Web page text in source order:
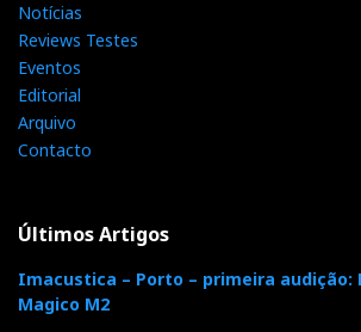
Notícias
Reviews Testes
Eventos
Editorial
Arquivo
Contacto
Últimos Artigos
Imacustica – Porto – primeira audição:
Magico M2